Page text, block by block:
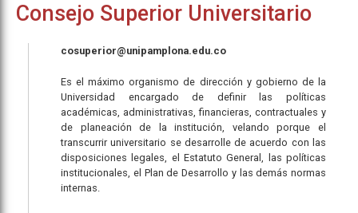
Consejo Superior Universitario
cosuperior@unipamplona.edu.co
Es el máximo organismo de dirección y gobierno de la
Universidad encargado de definir las políticas
académicas, administrativas, financieras, contractuales y
de planeación de la institución, velando porque el
transcurrir universitario se desarrolle de acuerdo con las
disposiciones legales, el Estatuto General, las políticas
institucionales, el Plan de Desarrollo y las demás normas
internas.